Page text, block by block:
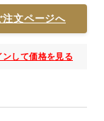
注文ページへ
ンして価格を見る